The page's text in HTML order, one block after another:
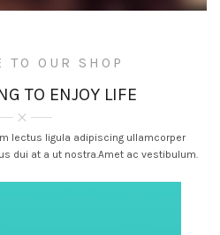
TO OUR SHOP
TO ENJOY LIFE
lectus ligula adipiscing ullamcorper
dui at a ut nostra.Amet ac vestibulum.